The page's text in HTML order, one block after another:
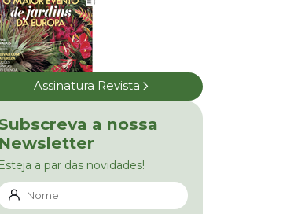
Assinatura Revista
a nossa
Newsletter
Esteja a par das novidades!